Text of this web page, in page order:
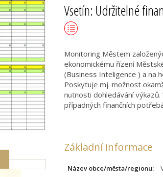
Vsetín: Udržitelné
Monitoring Městem
ekonomickému řízení
(Business Inteligence ) a na
Poskytuje mj. možnost
nutnosti dohledávání
případných finančních
Základní informace
Název obce/města/regionu: